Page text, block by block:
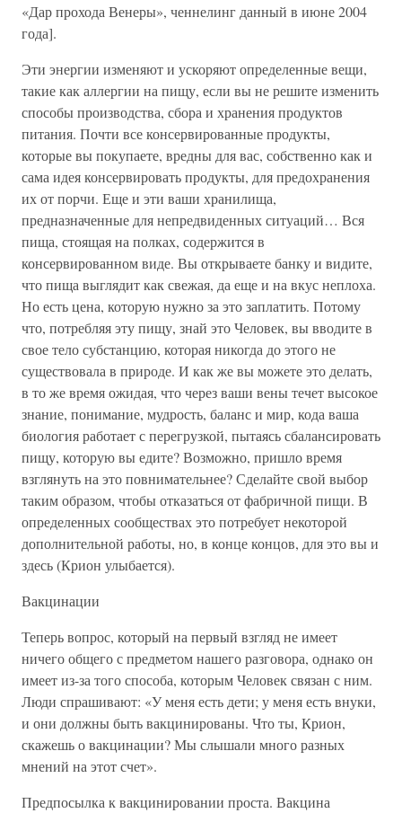
«Дар прохода Венеры», ченнелинг данный в июне 2004
года].
Эти энергии изменяют и ускоряют определенные вещи,
такие как аллергии на пищу, если вы не решите изменить
способы производства, сбора и хранения продуктов
питания. Почти все консервированные продукты,
которые вы покупаете, вредны для вас, собственно как и
сама идея консервировать продукты, для предохранения
их от порчи. Еще и эти ваши хранилища,
предназначенные для непредвиденных ситуаций… Вся
пища, стоящая на полках, содержится в
консервированном виде. Вы открываете банку и видите,
что пища выглядит как свежая, да еще и на вкус неплоха.
Но есть цена, которую нужно за это заплатить. Потому
что, потребляя эту пищу, знай это Человек, вы вводите в
свое тело субстанцию, которая никогда до этого не
существовала в природе. И как же вы можете это делать,
в то же время ожидая, что через ваши вены течет высокое
знание, понимание, мудрость, баланс и мир, кода ваша
биология работает с перегрузкой, пытаясь сбалансировать
пищу, которую вы едите? Возможно, пришло время
взглянуть на это повнимательнее? Сделайте свой выбор
таким образом, чтобы отказаться от фабричной пищи. В
определенных сообществах это потребует некоторой
дополнительной работы, но, в конце концов, для это вы и
здесь (Крион улыбается).
Вакцинации
Теперь вопрос, который на первый взгляд не имеет
ничего общего с предметом нашего разговора, однако он
имеет из-за того способа, которым Человек связан с ним.
Люди спрашивают: «У меня есть дети; у меня есть внуки,
и они должны быть вакцинированы. Что ты, Крион,
скажешь о вакцинации? Мы слышали много разных
мнений на этот счет».
Предпосылка к вакцинировании проста. Вакцина